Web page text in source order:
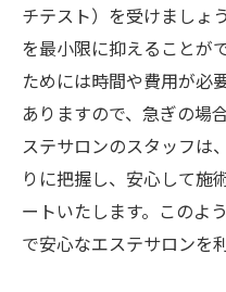
チテスト）を受けましょ
を最小限に抑えることが
ためには時間や費用が必
ありますので、急ぎの場
ステサロンのスタッフは
りに把握し、安心して施
ートいたします。このよ
で安心なエステサロンを